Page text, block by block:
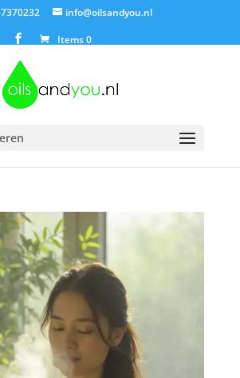
info@oilsandyou.nl
Items 0